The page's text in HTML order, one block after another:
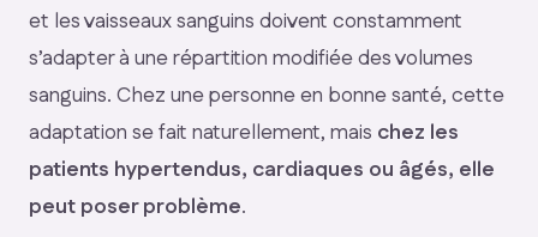
et les vaisseaux sanguins doivent constamment
s’adapter à une répartition modifiée des volumes
sanguins. Chez une personne en bonne santé, cette
adaptation se fait naturellement, mais chez les
patients hypertendus, cardiaques ou âgés, elle
peut poser problème.